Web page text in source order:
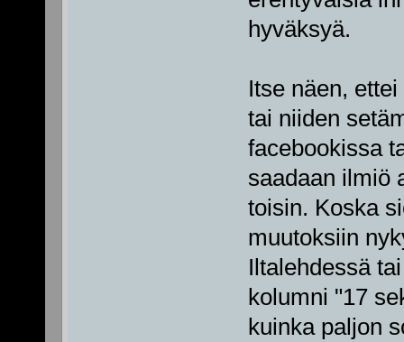
hyväksyä.
Itse näen,
tai niiden
facebookissa
saadaan ilmiö
toisin. Koska
muutoksiin
Iltalehdessä
kolumni "17
kuinka paljon